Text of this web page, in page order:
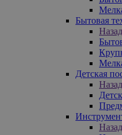
Бытовая
Назад
Детская
Назад
Назад